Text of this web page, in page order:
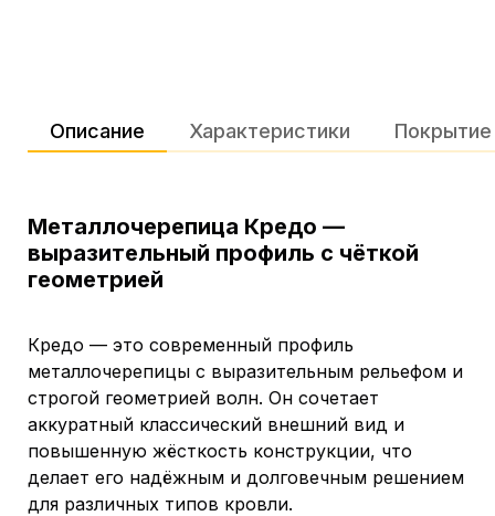
Описание Характеристики Покрытие
Металлочерепица Кредо —
выразительный профиль с чёткой
геометрией
Кредо — это современный профиль
металлочерепицы с выразительным рельефом и
строгой геометрией волн. Он сочетает
аккуратный классический внешний вид и
повышенную жёсткость конструкции, что
делает его надёжным и долговечным решением
для различных типов кровли.